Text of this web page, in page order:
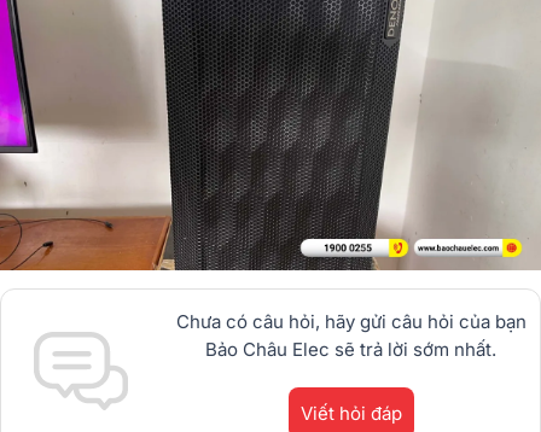
Chưa có câu hỏi, hãy gửi câu hỏi của bạn
Bảo Châu Elec sẽ trả lời sớm nhất.
Viết hỏi đáp